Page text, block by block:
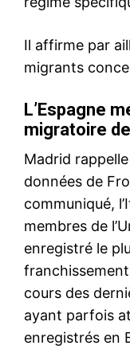
Insight
À propos
Nous contacter
Formules
Mon compte
Related
Donald Trump signe la
nouvelle stratégie
cybernétique
contre les adversaires
étrangers